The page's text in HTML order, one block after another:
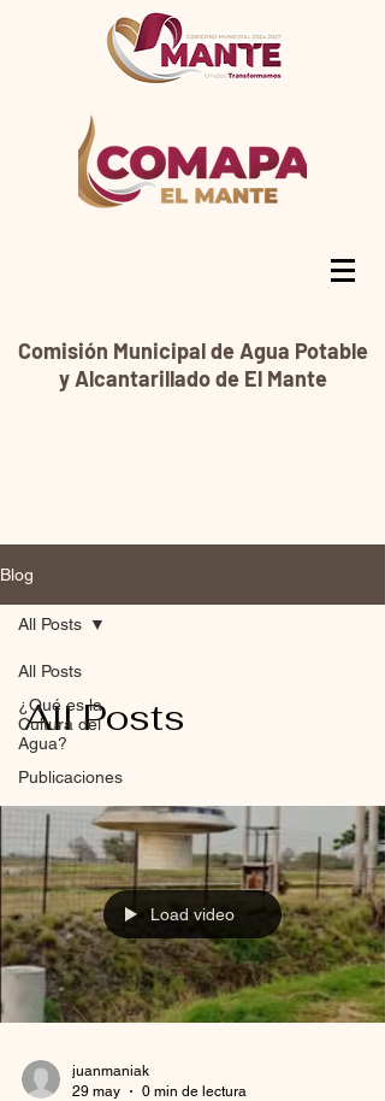
Comisión Municipal de Agua Potable
y Alcantarillado de El Mante
Blog
All Posts
¿Qué es la
Cultura del
Agua?
Publicaciones
All Posts
All Posts
Load video
juanmaniak
29 may
0 min de lectura